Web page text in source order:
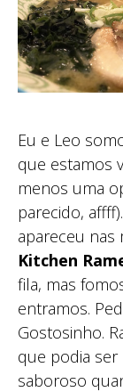
Eu e Leo
que estamos
menos uma
parecido,
apareceu nas
Kitchen
fila, mas
entramos.
Gostosinho.
que podia
saboroso